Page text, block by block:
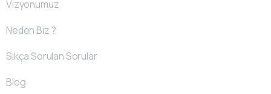
Vizyonumuz
Neden Biz ?
Sıkça Sorulan Sorular
Blog